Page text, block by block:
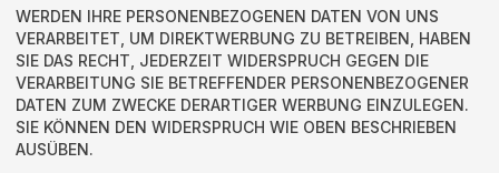
WERDEN IHRE PERSONENBEZOGENEN DATEN VON UNS
VERARBEITET, UM DIREKTWERBUNG ZU BETREIBEN, HABEN
SIE DAS RECHT, JEDERZEIT WIDERSPRUCH GEGEN DIE
VERARBEITUNG SIE BETREFFENDER PERSONENBEZOGENER
DATEN ZUM ZWECKE DERARTIGER WERBUNG EINZULEGEN.
SIE KÖNNEN DEN WIDERSPRUCH WIE OBEN BESCHRIEBEN
AUSÜBEN.